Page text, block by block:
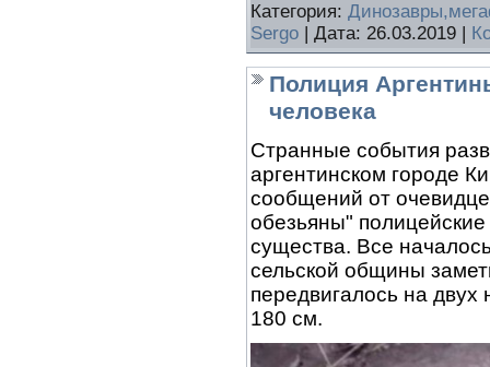
Категория:
Sergo | Дата: 26.03.2019
Полиция
человека
Странные события
аргентинском городе
сообщений от
обезьяны"
существа. Все
сельской общины
передвигалось на двух
180 см.